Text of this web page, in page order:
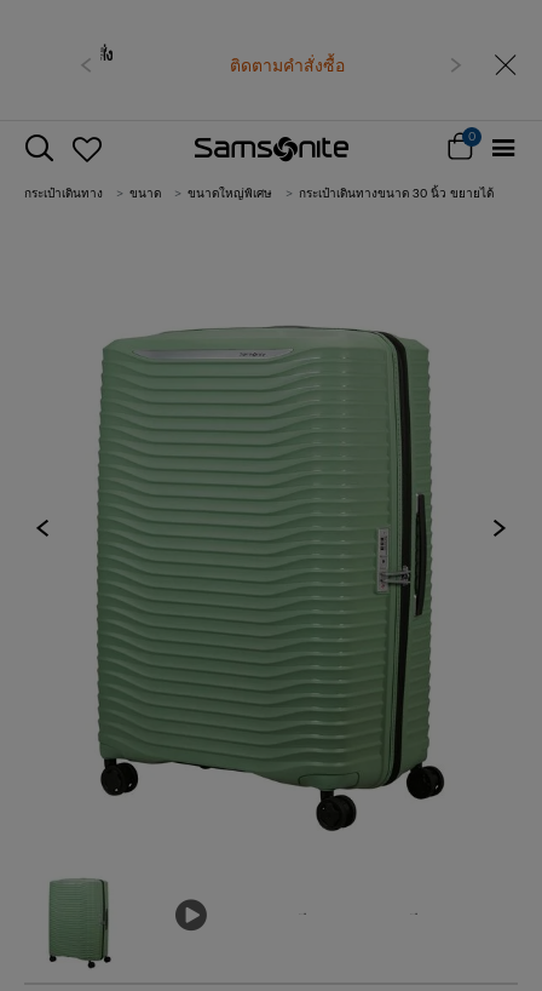
ติดตามคำสั่งซื้อ
ก่อนหน้า ถัดไป
0
กระเป๋าเดินทาง ขนาด ขนาดใหญ่พิเศษ กระเป๋าเดินทางขนาด 30 นิ้ว ขยายได้